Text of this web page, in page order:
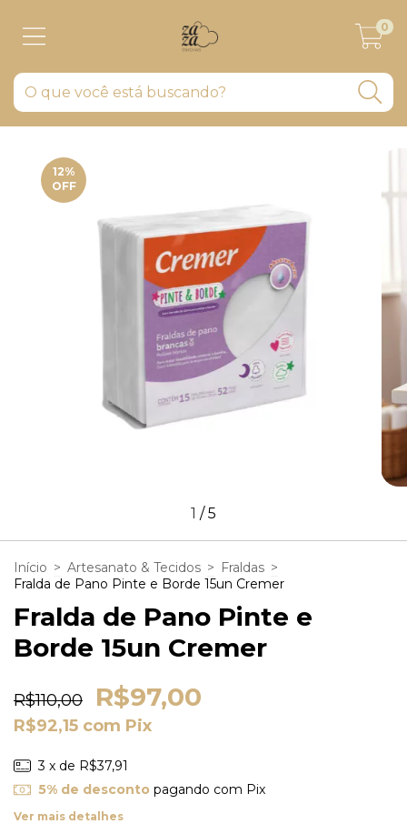
0
12%
OFF
1 /5
Início > Artesanato & Tecidos > Fraldas >
Fralda de Pano Pinte e Borde 15un Cremer
Fralda de Pano Pinte e
Borde 15un Cremer
R$110,00 R$97,00
R$92,15 com Pix
3 x de R$37,91
5% de desconto pagando com Pix
Ver mais detalhes